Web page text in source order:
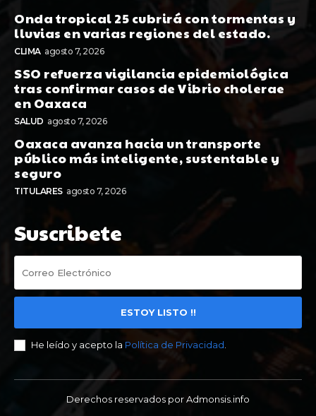
Onda tropical 25 cubrirá con tormentas y
lluvias en varias regiones del estado.
CLIMA agosto 7, 2026
SSO refuerza vigilancia epidemiológica
tras confirmar casos de Vibrio cholerae
en Oaxaca
SALUD agosto 7, 2026
Oaxaca avanza hacia un transporte
público más inteligente, sustentable y
seguro
TITULARES agosto 7, 2026
Suscribete
ESTOY LISTO !!
He leído y acepto la Política de Privacidad
Derechos reservados por Admonsis.info